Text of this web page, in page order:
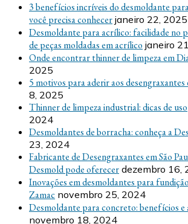
3 benefícios incríveis do desmoldante
você precisa conhecer janeiro 22, 2025
Desmoldante para acrílico: facilidade no
de peças moldadas em acrílico janeiro
Onde encontrar thinner de limpeza em
2025
5 motivos para aderir aos
8, 2025
Thinner de limpeza industrial: dicas de uso
2024
Desmoldantes de borracha: conheça a
23, 2024
Fabricante de Desengraxantes em São
Desmold pode oferecer dezembro 16,
Inovações em desmoldantes para
Zamac novembro 25, 2024
Desmoldante para concreto: benefícios e
novembro 18, 2024